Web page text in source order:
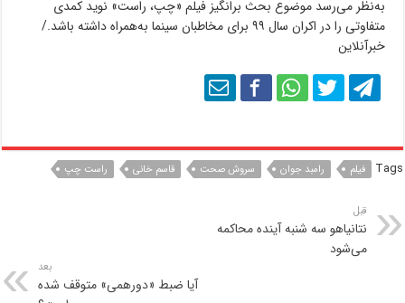
به‌نظر می‌رسد موضوع بحث برانگیز فیلم «چپ، راست» نوید کمدی
متفاوتی را در اکران سال ۹۹ برای مخاطبان سینما به‌همراه داشته باشد./
خبرآنلاین
Tags فیلم رامبد جوان سروش صحت قاسم خانی راست چپ
قبل
نتانیاهو سه شنبه آینده محاکمه
می‌شود
بعد
آیا ضبط «دورهمی» متوقف شده